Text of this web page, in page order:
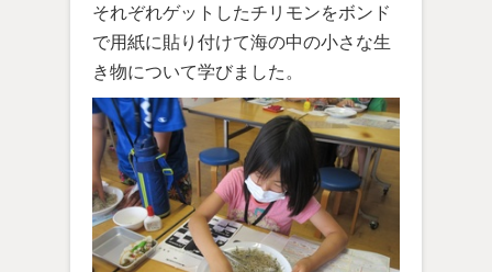
それぞれゲットしたチリモンをボンド
で用紙に貼り付けて海の中の小さな生
き物について学びました。